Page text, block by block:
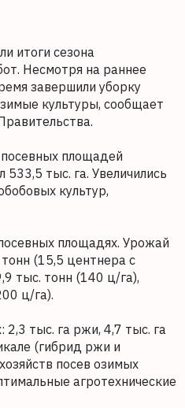
итоги сезона
Несмотря на раннее
завершили уборку
культуры, сообщает
площадей
533,5 тыс. га. Увеличились
культур,
площадях. Урожай
(15,5 центнера с
тыс. тонн (140 ц/га),
ц/га).
2,3 тыс. га ржи, 4,7 тыс. га
(гибрид ржи и
посев озимых
агротехнические